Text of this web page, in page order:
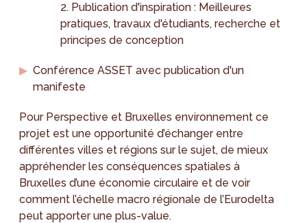
2. Publication d'inspiration : Meilleures
pratiques, travaux d'étudiants, recherche et
principes de conception
Conférence ASSET avec publication d'un
manifeste
Pour Perspective et Bruxelles environnement ce
projet est une opportunité d’échanger entre
différentes villes et régions sur le sujet, de mieux
appréhender les conséquences spatiales à
Bruxelles d’une économie circulaire et de voir
comment l’échelle macro régionale de l’Eurodelta
peut apporter une plus-value.